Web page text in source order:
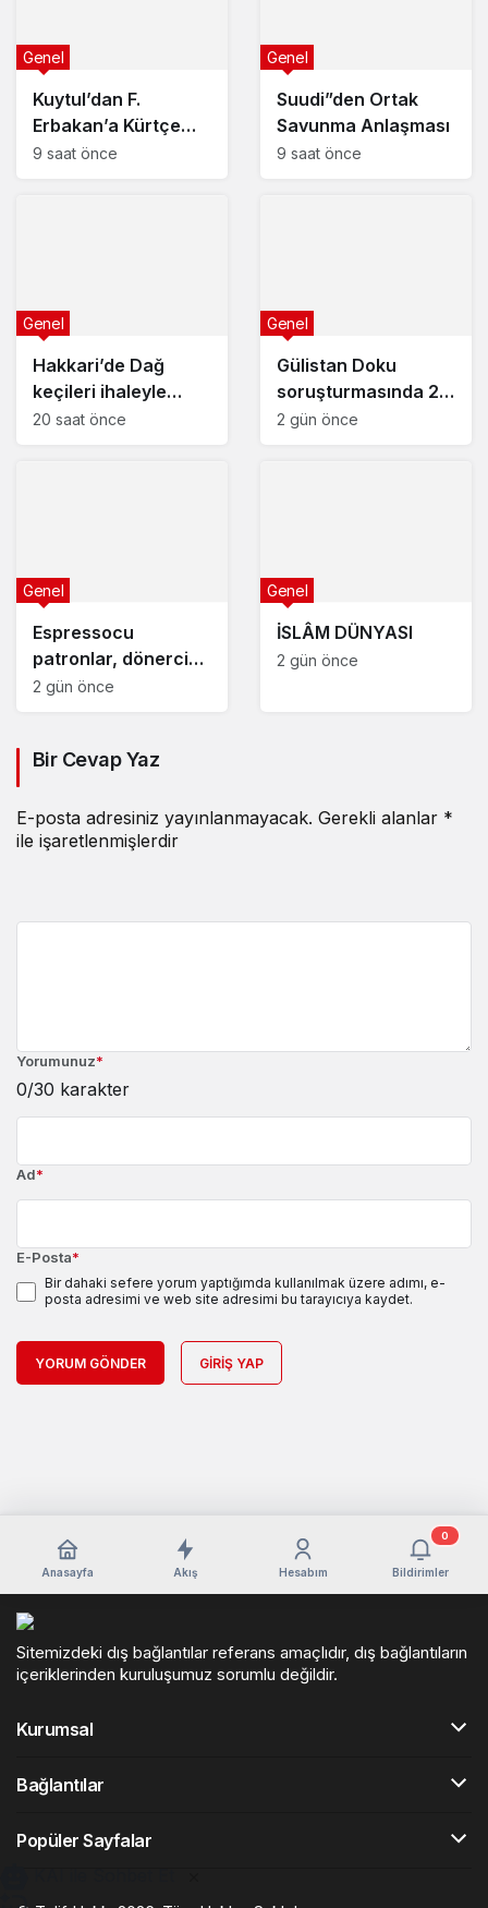
Kuytul’dan F.
Erbakan’a Kürtçe
Cevabı
Genel
9 saat önce
Suudi”den Ortak
Savunma Anlaşması
Genel
9 saat önce
Hakkari’de Dağ
keçileri ihaleyle
Öldürülecek
Genel
20 saat önce
Gülistan Doku
soruşturmasında 2
dalgıç tutuklandı
Genel
2 gün önce
Espressocu
patronlar, dönerci
overlokçular
Genel
2 gün önce
İSLÂM DÜNYASI
Genel
2 gün önce
Bir Cevap Yaz
E-posta adresiniz yayınlanmayacak. Gerekli alanlar *
ile işaretlenmişlerdir
Yorumunuz*
0/30 karakter
Ad*
E-Posta*
Bir dahaki sefere yorum yaptığımda kullanılmak üzere adımı, e-
posta adresimi ve web site adresimi bu tarayıcıya kaydet.
YORUM GÖNDER GIRIŞ YAP
Anasayfa Akış Hesabım Bildirimler
0
Sitemizdeki dış bağlantılar referans amaçlıdır, dış bağlantıların
içeriklerinden kuruluşumuz sorumlu değildir.
Kurumsal
Bağlantılar
Popüler Sayfalar